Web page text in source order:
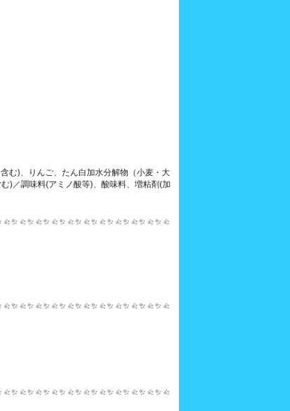
む)、りんご、たん白加水分解物（小麦・大
)／調味料(アミノ酸等)、酸味料、増粘剤(加